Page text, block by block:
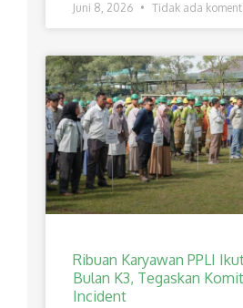
Juni 8, 2026 Tidak ada
Ribuan Karyawan PPLI
Bulan K3, Tegaskan
Incident